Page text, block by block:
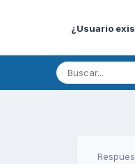
¿Usuario